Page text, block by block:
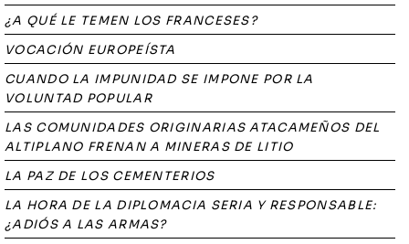
¿A QUÉ LE TEMEN LOS FRANCESES?
VOCACIÓN EUROPEÍSTA
CUANDO LA IMPUNIDAD SE IMPONE POR LA
VOLUNTAD POPULAR
LAS COMUNIDADES ORIGINARIAS ATACAMEÑOS DEL
ALTIPLANO FRENAN A MINERAS DE LITIO
LA PAZ DE LOS CEMENTERIOS
LA HORA DE LA DIPLOMACIA SERIA Y RESPONSABLE:
¿ADIÓS A LAS ARMAS?